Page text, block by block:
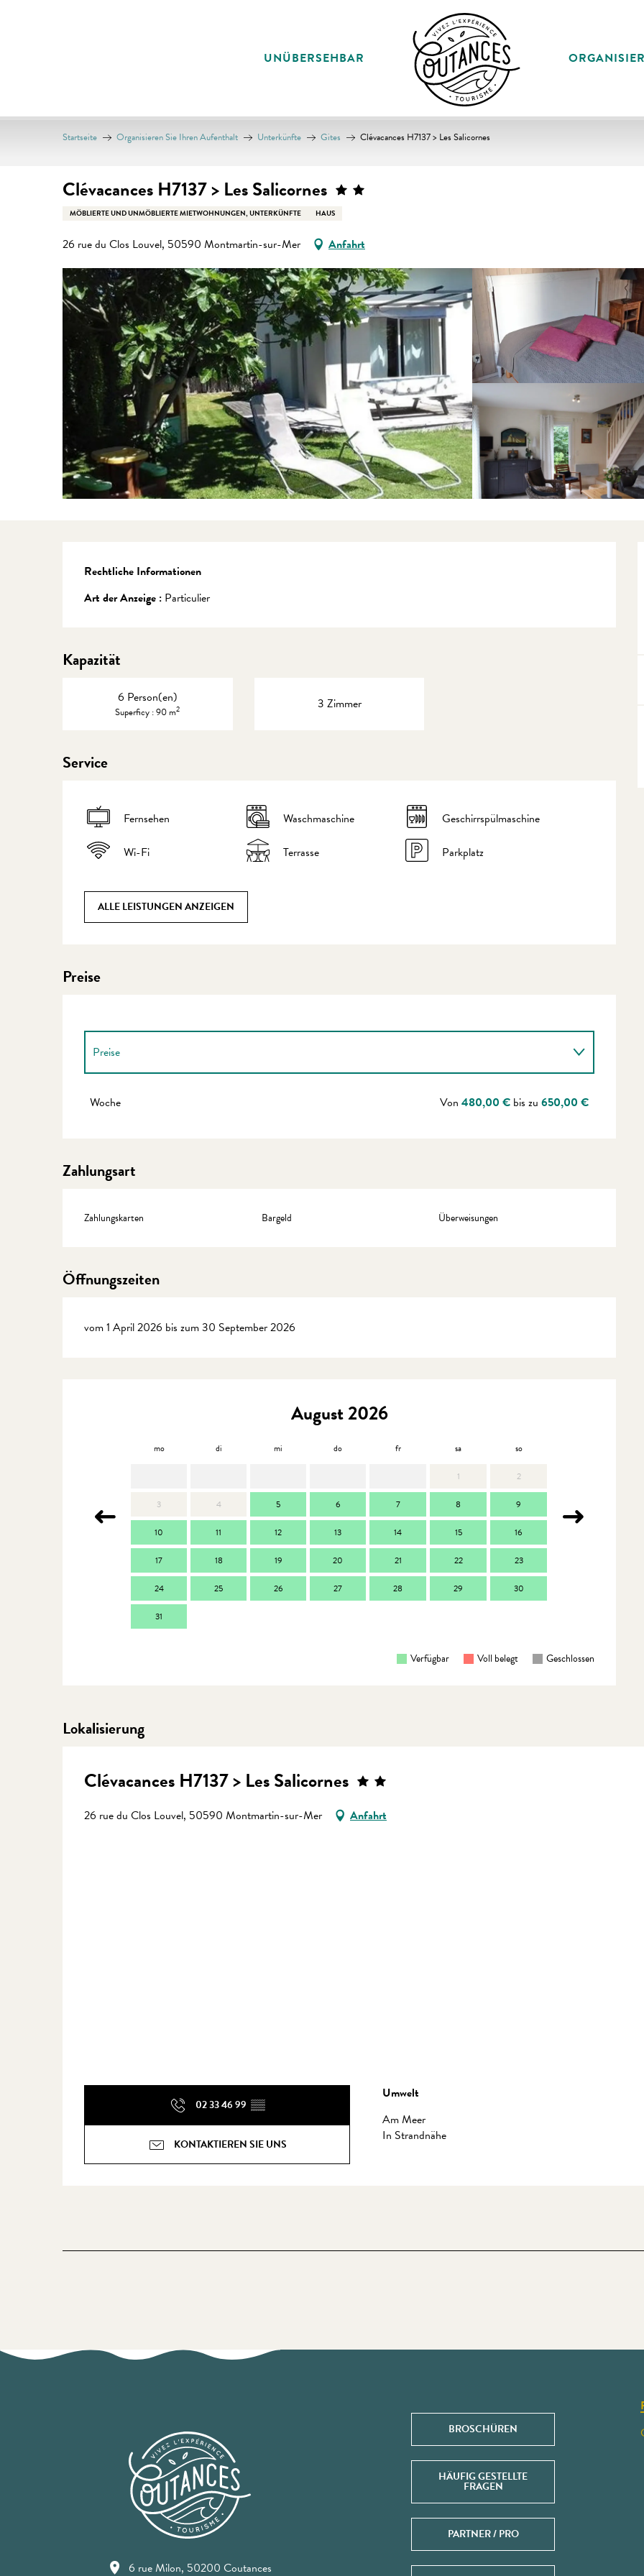
UNÜBERSEHBAR
Startseite Organisieren Sie Ihren Aufenthalt Unterkünfte Gites Clévacances H7137 > Les Salicornes
Clévacances H7137 > Les Salicornes
MÖBLIERTE UND UNMÖBLIERTE MIETWOHNUNGEN, UNTERKÜNFTE HAUS
26 rue du Clos Louvel, 50590 Montmartin-sur-Mer Anfahrt
Rechtliche Informationen
Rechtliche Informationen
Art der Anzeige : Particulier
Kapazität
6 Person(en)
Superficy : 90 m2 3 Zimmer
Service
Fernsehen Waschmaschine
Geschirrspülmaschine
Wi-Fi
Terrasse Parkplatz
ALLE LEISTUNGEN ANZEIGEN
Preise
Preise
Preise 2027
Woche Von480,00 € bis zu650,00 €
Zahlungsart
Zahlungskarten Bargeld Überweisungen
Öffnungszeiten
vom 1 April 2026 bis zum 30 September 2026
August 2026
mo di mi do fr sa so
1 2
3 4 5 6 7 8 9
10 11 12 13 14 15 16
17 18 19 20 21 22 23
24 25 26 27 28 29 30
31
Verfügbar Voll belegt Geschlossen
Lokalisierung
Clévacances H7137 > Les Salicornes
26 rue du Clos Louvel, 50590 Montmartin-sur-Mer Anfahrt
02 33 46 99 ▒▒
KONTAKTIEREN SIE UNS
Umwelt
Umwelt
Am Meer
In Strandnähe
6 rue Milon, 50200 Coutances
BROSCHÜREN
HÄUFIG GESTELLTE
FRAGEN
PARTNER / PRO